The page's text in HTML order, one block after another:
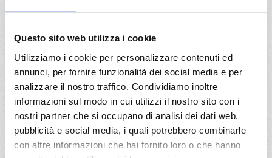
Questo sito web utilizza i cookie
Utilizziamo i cookie per personalizzare contenuti ed
annunci, per fornire funzionalità dei social media e per
analizzare il nostro traffico. Condividiamo inoltre
informazioni sul modo in cui utilizzi il nostro sito con i
nostri partner che si occupano di analisi dei dati web,
pubblicità e social media, i quali potrebbero combinarle
con altre informazioni che hai fornito loro o che hanno
€ 314
DETTAGLI
Sud America7 giorni
da Rio De Janeiro con
MSC
Rio De Janeiro, Buzios, Ilha Grande, Paranagua, Itajai, Sao
paulo (santos)